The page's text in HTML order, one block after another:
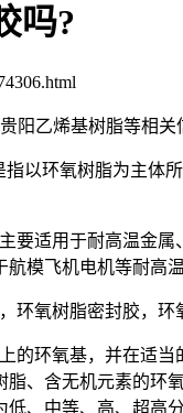
吗?
阳乙烯基树脂等相关
指以环氧树脂为主体
用于耐高温金属
模飞机电机等耐高温
树脂密封胶，环
氧基，并在适当
、含无机元素的
、中等、高、超